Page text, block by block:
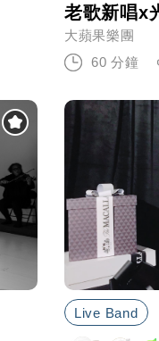
老歌新唱x
大蘋果樂團
60 分鐘
Live Band